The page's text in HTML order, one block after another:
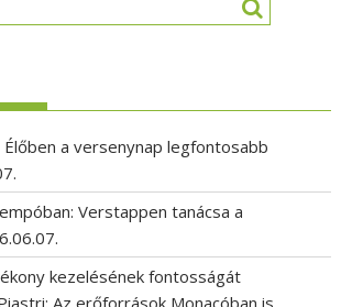
Élőben a versenynap legfontosabb
Verstappen tanácsa a
kezelésének fontosságát